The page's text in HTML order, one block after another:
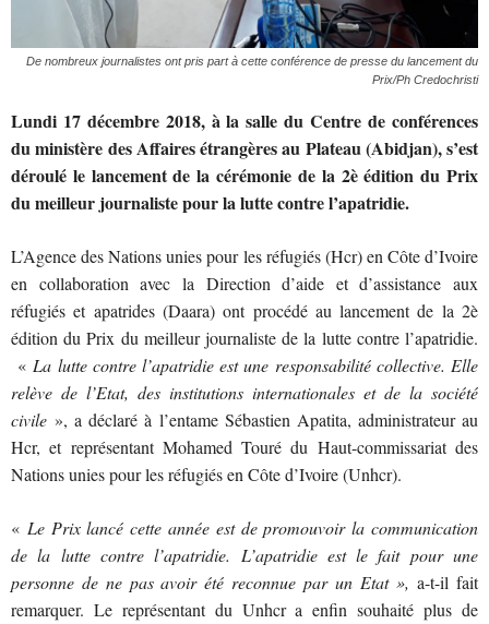
De nombreux journalistes ont pris part à cette conférence de presse du lancement du
Prix/Ph Credochristi
Lundi 17 décembre 2018, à la salle du Centre de conférences
du ministère des Affaires étrangères au Plateau (Abidjan), s’est
déroulé le lancement de la cérémonie de la 2è édition du Prix
du meilleur journaliste pour la lutte contre l’apatridie.
L’Agence des Nations unies pour les réfugiés (Hcr) en Côte d’Ivoire
en collaboration avec la Direction d’aide et d’assistance aux
réfugiés et apatrides (Daara) ont procédé au lancement de la 2è
édition du Prix du meilleur journaliste de la lutte contre l’apatridie.
« La lutte contre l’apatridie est une responsabilité collective. Elle
relève de l’Etat, des institutions internationales et de la société
civile », a déclaré à l’entame Sébastien Apatita, administrateur au
Hcr, et représentant Mohamed Touré du Haut-commissariat des
Nations unies pour les réfugiés en Côte d’Ivoire (Unhcr).
« Le Prix lancé cette année est de promouvoir la communication
de la lutte contre l’apatridie. L’apatridie est le fait pour une
personne de ne pas avoir été reconnue par un Etat »,a-t-il fait
remarquer. Le représentant du Unhcr a enfin souhaité plus de